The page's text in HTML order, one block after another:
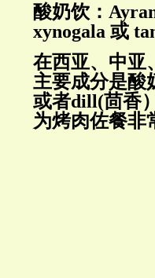
酸奶饮：
xynogala 或
在西亚、中亚
主要成分是酸
或者dill(茴香）
为烤肉佐餐非